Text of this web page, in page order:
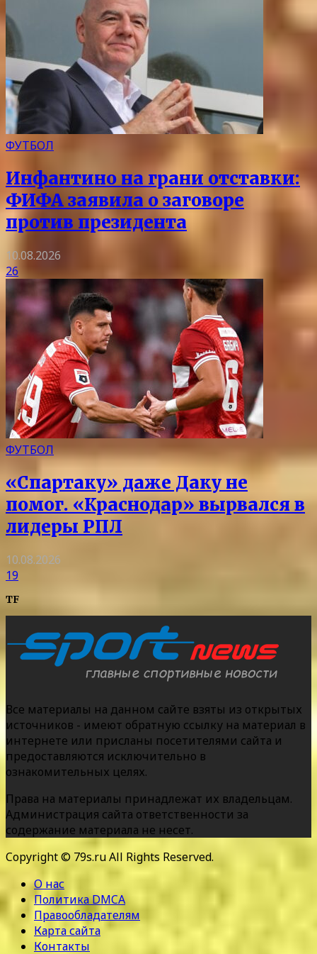
ФУТБОЛ
Инфантино на грани отставки:
ФИФА заявила о заговоре
против президента
10.08.2026
26
ФУТБОЛ
«Спартаку» даже Даку не
помог. «Краснодар» вырвался в
лидеры РПЛ
10.08.2026
19
TF
Все материалы на данном сайте взяты из открытых
источников - имеют обратную ссылку на материал в
интернете или присланы посетителями сайта и
предоставляются исключительно в
ознакомительных целях.
Права на материалы принадлежат их владельцам.
Администрация сайта ответственности за
содержание материала не несет.
Copyright © 79s.ru All Rights Reserved.
О нас
Политика DMCA
Правообладателям
Карта сайта
Контакты